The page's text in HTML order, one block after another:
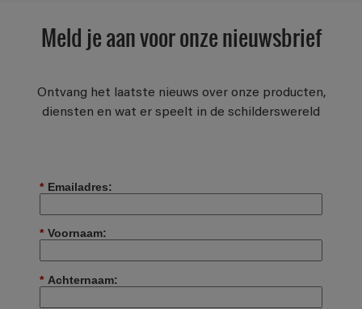
Meld je aan voor onze nieuwsbrief
Ontvang het laatste nieuws over onze producten,
diensten en wat er speelt in de schilderswereld